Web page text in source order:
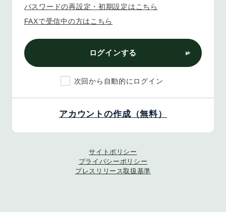
パスワードの再設定・初期設定はこちら
FAXで受信中の方はこちら
ログインする
次回から自動的にログイン
アカウントの作成（無料）
サイトポリシー
プライバシーポリシー
プレスリリース取扱基準